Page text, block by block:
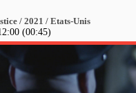
/ 2021 / Etats-Unis
(00:45)